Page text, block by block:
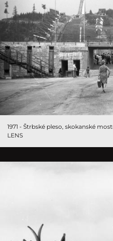
1971 - Štrbské pleso, skokanské
LENS